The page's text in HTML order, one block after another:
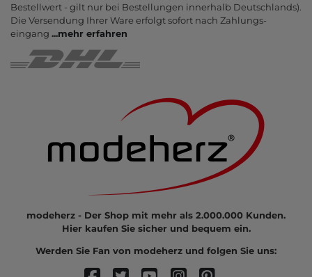
Bestell­wert - gilt nur bei Bestel­lungen inner­halb Deutsch­lands).
Die Ver­sendung Ihrer Ware er­folgt sofort nach Zahlungs­
eingang ...mehr erfahren
modeherz - Der Shop mit mehr als 2.000.000 Kunden.
Hier kaufen Sie sicher und bequem ein.
Werden Sie Fan von modeherz und folgen Sie uns: